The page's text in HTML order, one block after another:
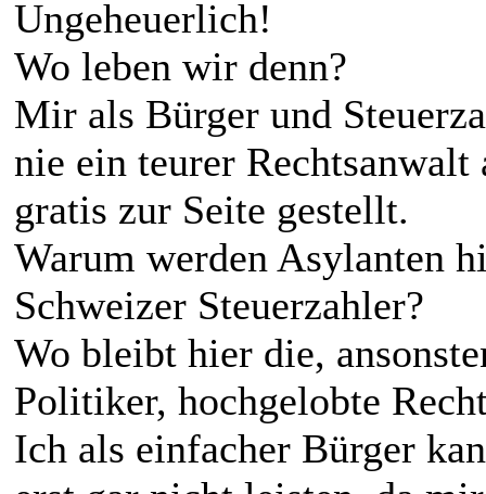
Ungeheuerlich!
Wo leben wir denn?
Mir als Bürger und
nie ein teurer Rechtsanwalt
gratis zur Seite gestellt.
Warum werden Asylanten
Schweizer Steuerzahler?
Wo bleibt hier die,
Politiker, hochgelobte
Ich als einfacher Bürger